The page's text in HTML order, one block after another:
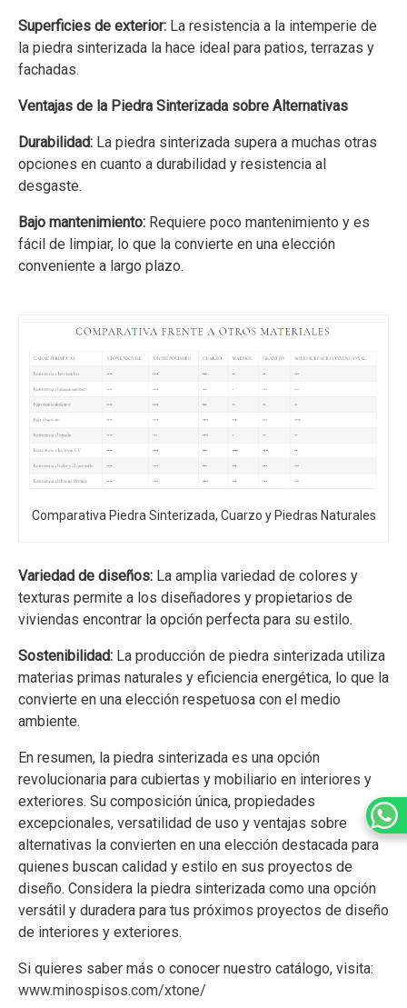
Superficies de exterior: La resistencia a la intemperie de
la piedra sinterizada la hace ideal para patios, terrazas y
fachadas.
Ventajas de la Piedra Sinterizada sobre Alternativas
Durabilidad: La piedra sinterizada supera a muchas otras
opciones en cuanto a durabilidad y resistencia al
desgaste.
Bajo mantenimiento: Requiere poco mantenimiento y es
fácil de limpiar, lo que la convierte en una elección
conveniente a largo plazo.
Comparativa Piedra Sinterizada, Cuarzo y Piedras Naturales
Variedad de diseños: La amplia variedad de colores y
texturas permite a los diseñadores y propietarios de
viviendas encontrar la opción perfecta para su estilo.
Sostenibilidad: La producción de piedra sinterizada utiliza
materias primas naturales y eficiencia energética, lo que la
convierte en una elección respetuosa con el medio
ambiente.
En resumen, la piedra sinterizada es una opción
revolucionaria para cubiertas y mobiliario en interiores y
exteriores. Su composición única, propiedades
excepcionales, versatilidad de uso y ventajas sobre
alternativas la convierten en una elección destacada para
quienes buscan calidad y estilo en sus proyectos de
diseño. Considera la piedra sinterizada como una opción
versátil y duradera para tus próximos proyectos de diseño
de interiores y exteriores.
Si quieres saber más o conocer nuestro catálogo, visita:
www.minospisos.com/xtone/